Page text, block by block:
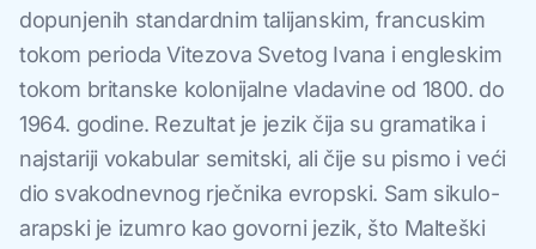
dopunjenih standardnim talijanskim, francuskim
tokom perioda Vitezova Svetog Ivana i engleskim
tokom britanske kolonijalne vladavine od 1800. do
1964. godine. Rezultat je jezik čija su gramatika i
najstariji vokabular semitski, ali čije su pismo i veći
dio svakodnevnog rječnika evropski. Sam sikulo-
arapski je izumro kao govorni jezik, što Malteški